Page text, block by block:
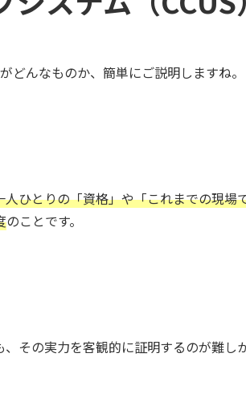
どんなものか、簡単にご説明しますね。
ひとりの「資格」や「これまでの現場
のことです。
その実力を客観的に証明するのが難し